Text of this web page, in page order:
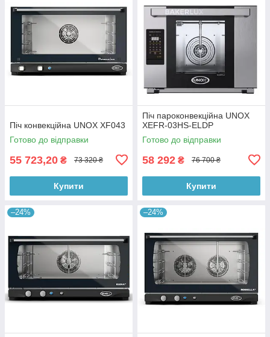
Піч конвекційна UNOX XF043
Готово до відправки
55 723,20 ₴ 73 320 ₴
Купити
Піч пароконвекційна UNOX
XEFR-03HS-ELDP
Готово до відправки
58 292 ₴ 76 700 ₴
Купити
–24% –24%